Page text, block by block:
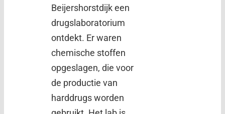
Beijershorstdijk een
drugslaboratorium
ontdekt. Er waren
chemische stoffen
opgeslagen, die voor
de productie van
harddrugs worden